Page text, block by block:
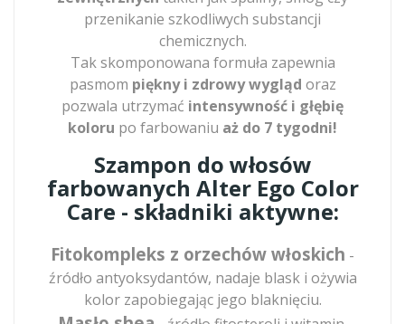
przenikanie szkodliwych substancji
chemicznych.
Tak skomponowana formuła zapewnia
pasmom piękny i zdrowy wygląd oraz
pozwala utrzymać intensywność i głębię
koloru po farbowaniu aż do 7 tygodni!
Szampon do włosów
farbowanych Alter Ego Color
Care - składniki aktywne:
Fitokompleks z orzechów włoskich -
źródło antyoksydantów, nadaje blask i ożywia
kolor zapobiegając jego blaknięciu.